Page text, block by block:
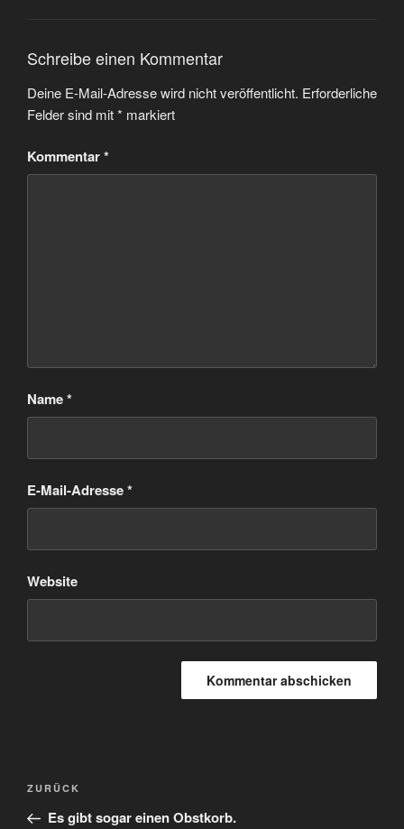
Schreibe einen Kommentar
Deine E-Mail-Adresse wird nicht veröffentlicht. Erforderliche
Felder sind mit* markiert
Kommentar*
Name*
E-Mail-Adresse*
Website
Beitragsnavigation
Vorheriger
Beitrag
ZURÜCK
Es gibt sogar einen Obstkorb.